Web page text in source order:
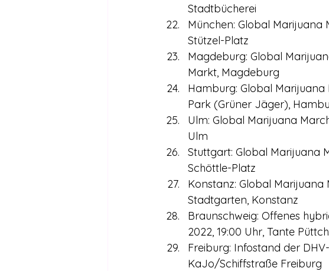
Stadtbücherei
München: Global Marijuana
Stützel-Platz
Magdeburg: Global
Markt, Magdeburg
Hamburg: Global Marijuana
Park (Grüner Jäger),
Ulm: Global Marijuana
Ulm
Stuttgart: Global Marijuana
Schöttle-Platz
Konstanz: Global Marijuana
Stadtgarten, Konstanz
Braunschweig: Offenes
2022, 19:00 Uhr, Tante
Freiburg: Infostand der
KaJo/Schiffstraße Freiburg